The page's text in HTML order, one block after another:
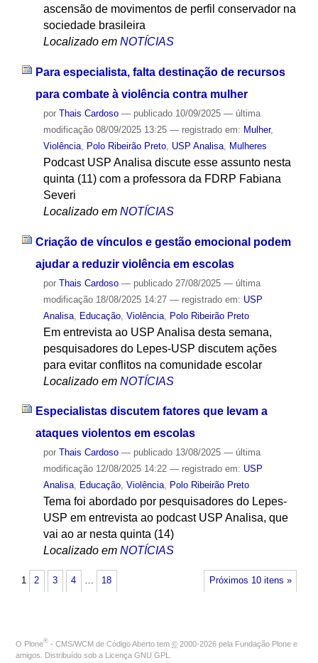
ascensão de movimentos de perfil conservador na
sociedade brasileira
Localizado em NOTÍCIAS
Para especialista, falta destinação de recursos
para combate à violência contra mulher
por Thais Cardoso — publicado10/09/2025 — última
modificação08/09/2025 13:25 — registrado em: Mulher,
Violência, Polo Ribeirão Preto, USP Analisa, Mulheres
Podcast USP Analisa discute esse assunto nesta
quinta (11) com a professora da FDRP Fabiana
Severi
Localizado em NOTÍCIAS
Criação de vínculos e gestão emocional podem
ajudar a reduzir violência em escolas
por Thais Cardoso — publicado27/08/2025 — última
modificação18/08/2025 14:27 — registrado em: USP
Analisa, Educação, Violência, Polo Ribeirão Preto
Em entrevista ao USP Analisa desta semana,
pesquisadores do Lepes-USP discutem ações
para evitar conflitos na comunidade escolar
Localizado em NOTÍCIAS
Especialistas discutem fatores que levam a
ataques violentos em escolas
por Thais Cardoso — publicado13/08/2025 — última
modificação12/08/2025 14:22 — registrado em: USP
Analisa, Educação, Violência, Polo Ribeirão Preto
Tema foi abordado por pesquisadores do Lepes-
USP em entrevista ao podcast USP Analisa, que
vai ao ar nesta quinta (14)
Localizado em NOTÍCIAS
Próximos 10 itens »
1 2 3 4 … 18
O Plone® - CMS/WCM de Código Aberto tem © 2000-2026 pela Fundação Plone e
amigos. Distribuído sob a Licença GNU GPL